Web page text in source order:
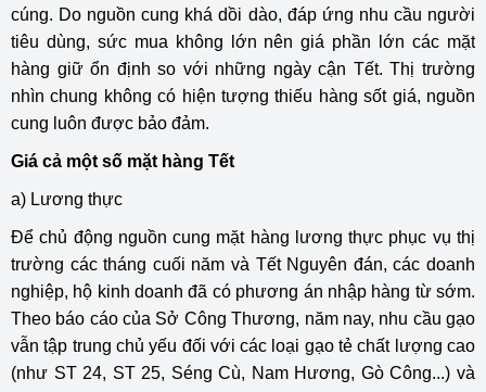
cúng. Do nguồn cung khá dồi dào, đáp ứng nhu cầu người
tiêu dùng, sức mua không lớn nên giá phần lớn các mặt
hàng giữ ổn định so với những ngày cận Tết. Thị trường
nhìn chung không có hiện tượng thiếu hàng sốt giá, nguồn
cung luôn được bảo đảm.
Giá cả một số mặt hàng Tết
a) Lương thực
Để chủ động nguồn cung mặt hàng lương thực phục vụ thị
trường các tháng cuối năm và Tết Nguyên đán, các doanh
nghiệp, hộ kinh doanh đã có phương án nhập hàng từ sớm.
Theo báo cáo của Sở Công Thương, năm nay, nhu cầu gạo
vẫn tập trung chủ yếu đối với các loại gạo tẻ chất lượng cao
(như ST 24, ST 25, Séng Cù, Nam Hương, Gò Công...) và